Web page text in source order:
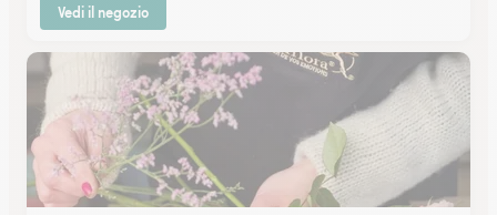
Vedi il negozio